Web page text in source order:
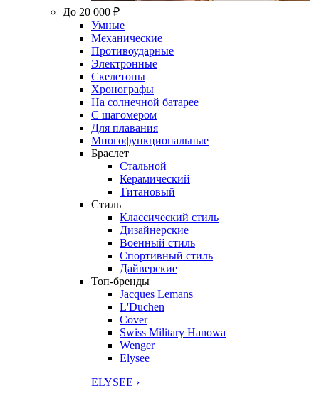
До 20 000 ₽
Умные
Механические
Противоударные
Электронные
Скелетоны
Хронографы
На солнечной батарее
С шагомером
Для плавания
Многофункциональные
Браслет
Стальной
Керамический
Титановый
Стиль
Классический стиль
Дизайнерские
Военный стиль
Спортивный стиль
Дайверские
Топ-бренды
Jacques Lemans
L'Duchen
Cover
Swiss Military Hanowa
Wenger
Elysee
ELYSEE ›